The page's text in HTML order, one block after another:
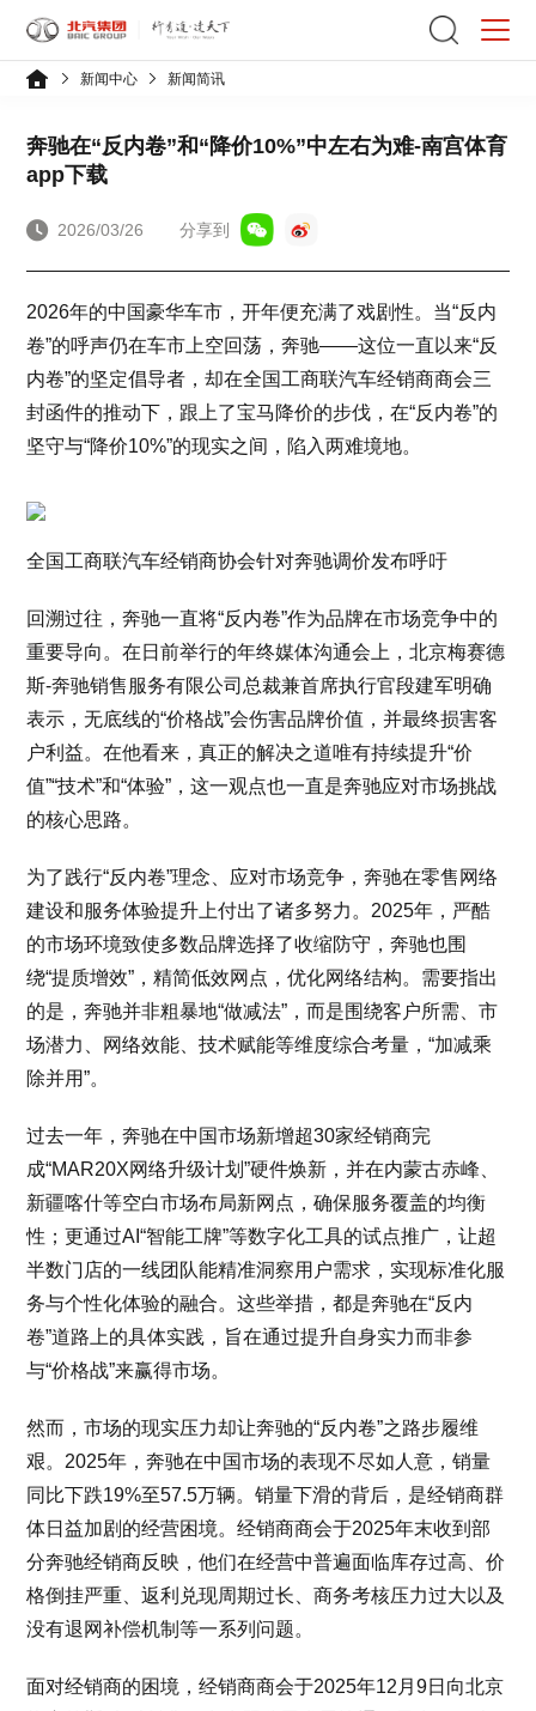
新闻中心 新闻简讯
奔驰在“反内卷”和“降价10%”中左右为难-南宫体育
app下载
2026/03/26 分享到
2026年的中国豪华车市，开年便充满了戏剧性。当“反内
卷”的呼声仍在车市上空回荡，奔驰——这位一直以来“反
内卷”的坚定倡导者，却在全国工商联汽车经销商商会三
封函件的推动下，跟上了宝马降价的步伐，在“反内卷”的
坚守与“降价10%”的现实之间，陷入两难境地。
全国工商联汽车经销商协会针对奔驰调价发布呼吁
回溯过往，奔驰一直将“反内卷”作为品牌在市场竞争中的
重要导向。在日前举行的年终媒体沟通会上，北京梅赛德
斯-奔驰销售服务有限公司总裁兼首席执行官段建军明确
表示，无底线的“价格战”会伤害品牌价值，并最终损害客
户利益。在他看来，真正的解决之道唯有持续提升“价
值”“技术”和“体验”，这一观点也一直是奔驰应对市场挑战
的核心思路。
为了践行“反内卷”理念、应对市场竞争，奔驰在零售网络
建设和服务体验提升上付出了诸多努力。2025年，严酷
的市场环境致使多数品牌选择了收缩防守，奔驰也围
绕“提质增效”，精简低效网点，优化网络结构。需要指出
的是，奔驰并非粗暴地“做减法”，而是围绕客户所需、市
场潜力、网络效能、技术赋能等维度综合考量，“加减乘
除并用”。
过去一年，奔驰在中国市场新增超30家经销商完
成“MAR20X网络升级计划”硬件焕新，并在内蒙古赤峰、
新疆喀什等空白市场布局新网点，确保服务覆盖的均衡
性；更通过AI“智能工牌”等数字化工具的试点推广，让超
半数门店的一线团队能精准洞察用户需求，实现标准化服
务与个性化体验的融合。这些举措，都是奔驰在“反内
卷”道路上的具体实践，旨在通过提升自身实力而非参
与“价格战”来赢得市场。
然而，市场的现实压力却让奔驰的“反内卷”之路步履维
艰。2025年，奔驰在中国市场的表现不尽如人意，销量
同比下跌19%至57.5万辆。销量下滑的背后，是经销商群
体日益加剧的经营困境。经销商商会于2025年末收到部
分奔驰经销商反映，他们在经营中普遍面临库存过高、价
格倒挂严重、返利兑现周期过长、商务考核压力过大以及
没有退网补偿机制等一系列问题。
面对经销商的困境，经销商商会于2025年12月9日向北京